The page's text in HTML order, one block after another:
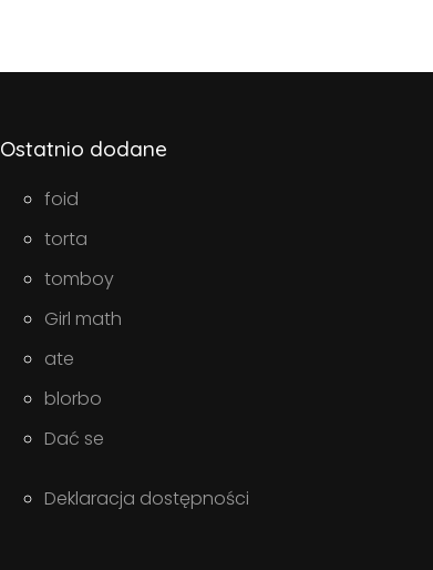
Ostatnio dodane
foid
torta
tomboy
Girl math
ate
blorbo
Dać se
Deklaracja dostępności